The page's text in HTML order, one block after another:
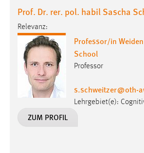
Prof. Dr. rer. pol. habil Sascha
Relevanz:
Professor/in
School
Professor
s.schweitzer@oth-
Lehrgebiet(e):
ZUM PROFIL
Zweck:
Cookie Laufzeit:
30 Tage
Chat
Name:
chat-frame-style-5e9dbeb1811c0446